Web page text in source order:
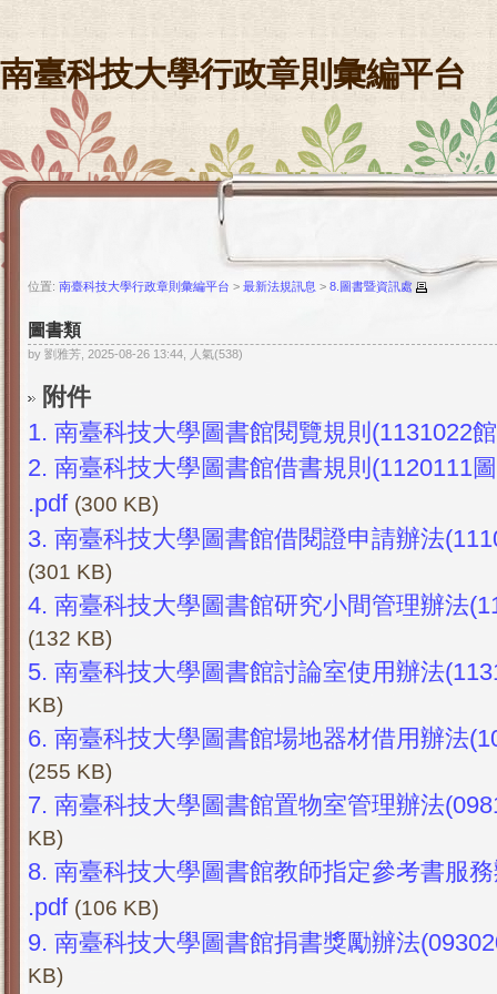
南臺科技大學行政章則彙編平台
位置: 南臺科技大學行政章則彙編平台 > 最新法規訊息 > 8.圖書暨資訊處
圖書類
by 劉雅芳, 2025-08-26 13:44, 人氣(538)
附件
1. 南臺科技大學圖書館閱覽規則(1131022
2. 南臺科技大學圖書館借書規則(1120111
.pdf (300 KB)
3. 南臺科技大學圖書館借閱證申請辦法
(301 KB)
4. 南臺科技大學圖書館研究小間管理辦法
(132 KB)
5. 南臺科技大學圖書館討論室使用辦法
KB)
6. 南臺科技大學圖書館場地器材借用辦法
(255 KB)
7. 南臺科技大學圖書館置物室管理辦法
KB)
8. 南臺科技大學圖書館教師指定參考書服
.pdf (106 KB)
9. 南臺科技大學圖書館捐書獎勵辦法
KB)